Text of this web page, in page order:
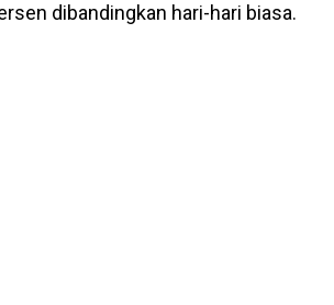
dibandingkan hari-hari biasa.